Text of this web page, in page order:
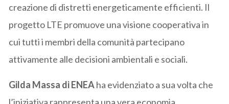
creazione di distretti energeticamente efficienti. Il
progetto LTE promuove una visione cooperativa in
cui tutti i membri della comunità partecipano
attivamente alle decisioni ambientali e sociali.
Gilda Massa di ENEAha evidenziato a sua volta che